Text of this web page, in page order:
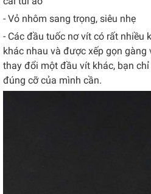
- Vỏ nhôm sang trọng, siêu nhẹ
- Các đầu tuốc nơ vít có rất nhiều
khác nhau và được xếp gọn gàng
thay đổi một đầu vít khác, bạn
đúng cỡ của mình cần.